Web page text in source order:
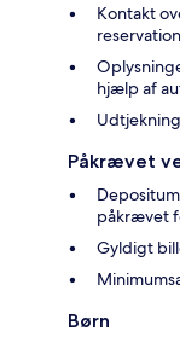
Kontakt
hjælp af
Påkrævet
påkrævet
Gyldigt
Børn